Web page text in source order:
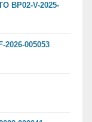
BP02-V-2025-
2026-005053